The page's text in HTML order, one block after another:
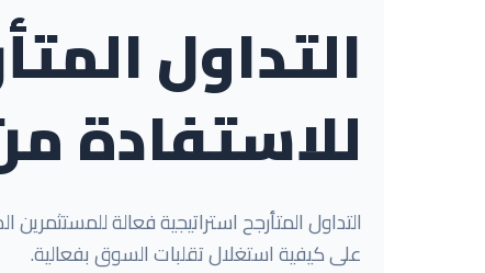
التداول
للاستفادة
التداول المتأرجح استراتيجية فعالة
على كيفية استغلال تقلبات السوق بفعالية.